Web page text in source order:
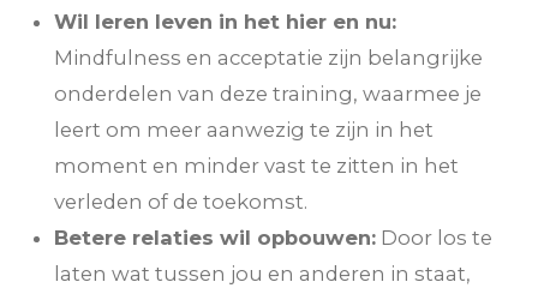
Wil leren leven in het hier en nu:
Mindfulness en acceptatie zijn belangrijke
onderdelen van deze training, waarmee je
leert om meer aanwezig te zijn in het
moment en minder vast te zitten in het
verleden of de toekomst.
Betere relaties wil opbouwen: Door los te
laten wat tussen jou en anderen in staat,